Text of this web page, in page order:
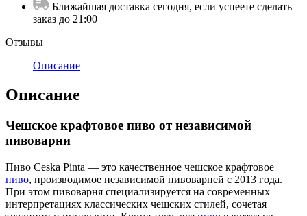
Ближайшая доставка сегодня, если успеете сделать
заказ до 21:00
Отзывы
Описание
Описание
Чешское крафтовое пиво от независимой
пивоварни
Пиво Ceska Pinta — это качественное чешское крафтовое
пиво, производимое независимой пивоварней с 2013 года.
При этом пивоварня специализируется на современных
интерпретациях классических чешских стилей, сочетая